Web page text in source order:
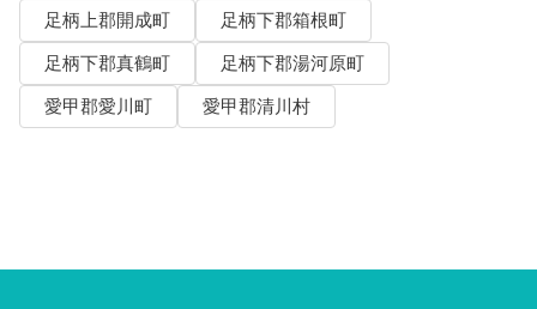
足柄上郡開成町
足柄下郡箱根町
足柄下郡真鶴町
足柄下郡湯河原町
愛甲郡愛川町
愛甲郡清川村